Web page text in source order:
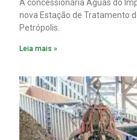
A concessionária Águas do
nova Estação de Tratamento
Petrópolis.
Leia mais »